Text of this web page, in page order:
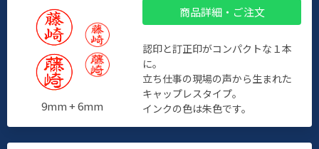
9mm + 6mm
商品詳細・ご注文
認印と訂正印がコンパクトな１本
に。
立ち仕事の現場の声から生まれた
キャップレスタイプ。
インクの色は朱色です。